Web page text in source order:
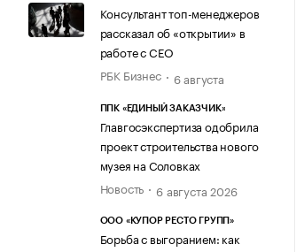
Консультант топ-менеджеров
рассказал об «открытии» в
работе с CEO
РБК Бизнес
6 августа
ППК «ЕДИНЫЙ ЗАКАЗЧИК»
Главгосэкспертиза одобрила
проект строительства нового
музея на Соловках
Новость
6 августа 2026
ООО «КУПОР РЕСТО ГРУПП»
Борьба с выгоранием: как